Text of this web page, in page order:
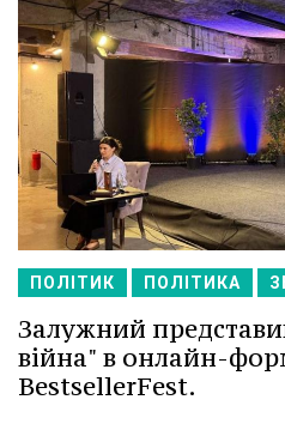
ПОЛІТИК ПОЛІТИКА
Залужний
війна" в онлайн-
BestsellerFest.